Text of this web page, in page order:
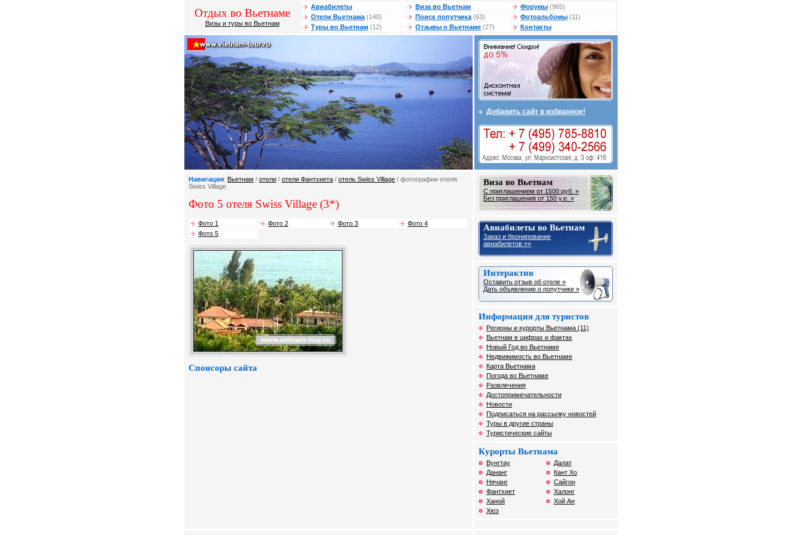
Отдых во Вьетнаме
Визы и туры во Вьетнам
Авиабилеты Виза во Вьетнам Форумы (965)
Отели Вьетнама (140) Поиск попутчика (63) Фотоальбомы (11)
Туры во Вьетнам (12) Отзывы о Вьетнаме (27) Контакты
Добавить сайт в избранное!
Навигация: Вьетнам / отели / отели Фантхиета / отель Swiss Village / фотографии отеля
Swiss Village
Фото 5 отеля Swiss Village (3*)
Фото 1 Фото 2 Фото 3
Фото 4
Фото 5
Спонсоры сайта
Виза во Вьетнам
С приглашением от 1500 руб. »
Без приглашения от 150 у.е. »
Авиабилеты во Вьетнам
Заказ и бронирование
авиабилетов »»
Интерактив
Оставить отзыв об отеле »
Дать объявление о попутчике »
Информация для туристов
Регионы и курорты Вьетнама (11)
Вьетнам в цифрах и фактах
Новый Год во Вьетнаме
Недвижимость во Вьетнаме
Карта Вьетнама
Погода во Вьетнаме
Развлечения
Достопримечательности
Новости
Подписаться на рассылку новостей
Туры в другие страны
Туристические сайты
Курорты Вьетнама
Вунгтау
Дананг
Нячанг
Фантхиет
Ханой
Хюэ
Далат
Кант Хо
Сайгон
Халонг
Хой Ан